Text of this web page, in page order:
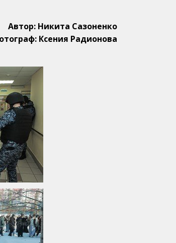
Автор: Никита Сазоненко
Ксения Радионова